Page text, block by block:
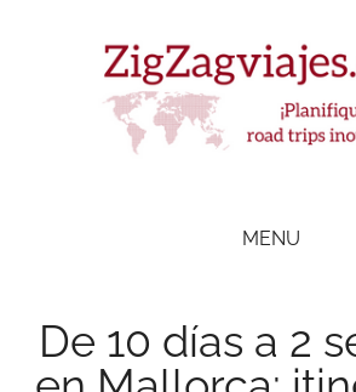
MENU
De 10 días a 2